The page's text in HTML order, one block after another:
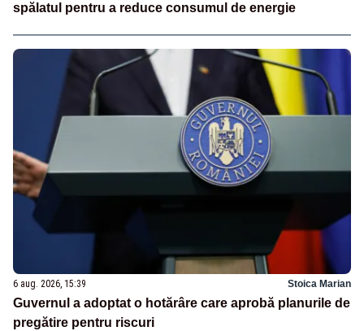
spălatul pentru a reduce consumul de energie
6 aug. 2026, 15:39 Stoica Marian
Guvernul a adoptat o hotărâre care aprobă planurile de
pregătire pentru riscuri